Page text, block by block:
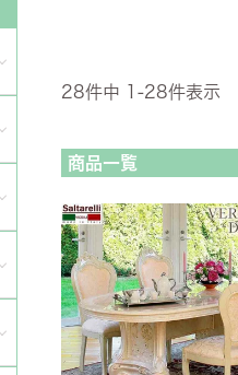
ダイニングセット
チェア・スツール
テーブル
TVボード・サイ
28件中 -28件表示
商品一覧